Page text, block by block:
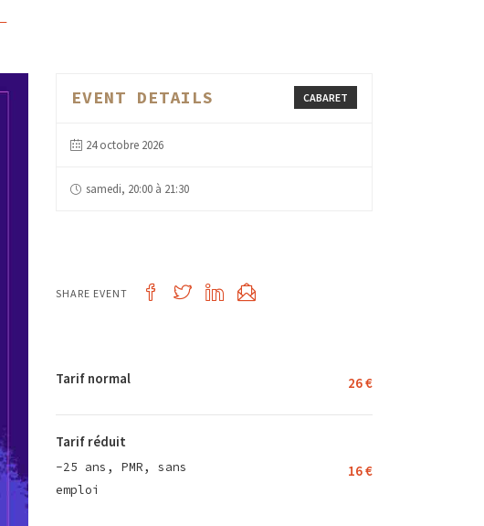
CABARET
EVENT DETAILS
24 octobre 2026
samedi, 20:00 à 21:30
SHARE EVENT
Tarif normal 26 €
Tarif réduit
-25 ans, PMR, sans
emploi
16 €